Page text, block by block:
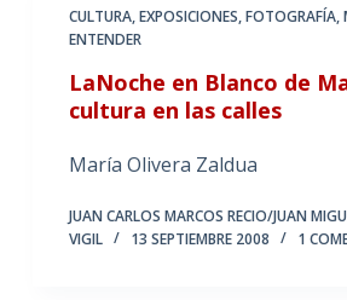
CULTURA,EXPOSICIONES,FOTOGRAFÍA,
ENTENDER
LaNoche en Blanco de
cultura en las calles
María Olivera Zaldua
JUAN CARLOS MARCOS RECIO/JUAN
VIGIL
13 SEPTIEMBRE 2008 1